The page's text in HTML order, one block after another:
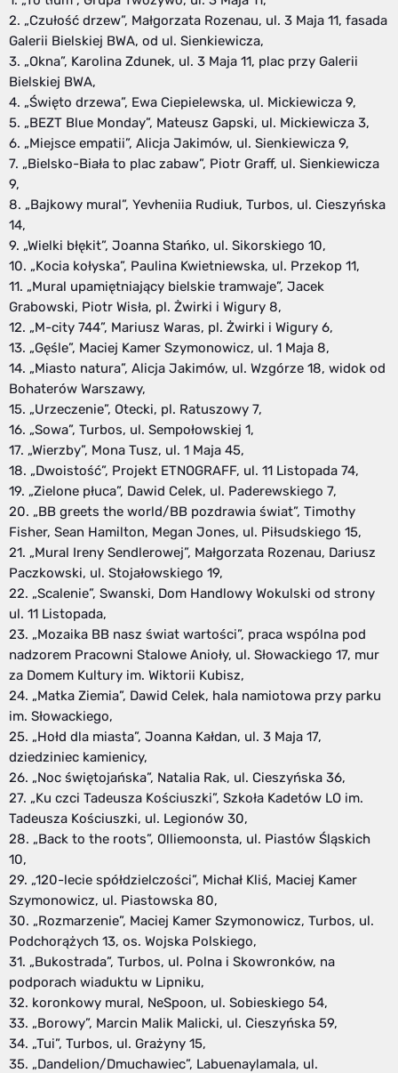
2. „Czułość drzew”, Małgorzata Rozenau, ul. 3 Maja 11, fasada
Galerii Bielskiej BWA, od ul. Sienkiewicza,
3. „Okna”, Karolina Zdunek, ul. 3 Maja 11, plac przy Galerii
Bielskiej BWA,
4. „Święto drzewa”, Ewa Ciepielewska, ul. Mickiewicza 9,
5. „BEZT Blue Monday”, Mateusz Gapski, ul. Mickiewicza 3,
6. „Miejsce empatii”, Alicja Jakimów, ul. Sienkiewicza 9,
7. „Bielsko-Biała to plac zabaw”, Piotr Graff, ul. Sienkiewicza
9,
8. „Bajkowy mural”, Yevheniia Rudiuk, Turbos, ul. Cieszyńska
14,
9. „Wielki błękit”, Joanna Stańko, ul. Sikorskiego 10,
10. „Kocia kołyska”, Paulina Kwietniewska, ul. Przekop 11,
11. „Mural upamiętniający bielskie tramwaje”, Jacek
Grabowski, Piotr Wisła, pl. Żwirki i Wigury 8,
12. „M-city 744”, Mariusz Waras, pl. Żwirki i Wigury 6,
13. „Gęśle”, Maciej Kamer Szymonowicz, ul. 1 Maja 8,
14. „Miasto natura”, Alicja Jakimów, ul. Wzgórze 18, widok od
Bohaterów Warszawy,
15. „Urzeczenie”, Otecki, pl. Ratuszowy 7,
16. „Sowa”, Turbos, ul. Sempołowskiej 1,
17. „Wierzby”, Mona Tusz, ul. 1 Maja 45,
18. „Dwoistość”, Projekt ETNOGRAFF, ul. 11 Listopada 74,
19. „Zielone płuca”, Dawid Celek, ul. Paderewskiego 7,
20. „BB greets the world/BB pozdrawia świat”, Timothy
Fisher, Sean Hamilton, Megan Jones, ul. Piłsudskiego 15,
21. „Mural Ireny Sendlerowej”, Małgorzata Rozenau, Dariusz
Paczkowski, ul. Stojałowskiego 19,
22. „Scalenie”, Swanski, Dom Handlowy Wokulski od strony
ul. 11 Listopada,
23. „Mozaika BB nasz świat wartości”, praca wspólna pod
nadzorem Pracowni Stalowe Anioły, ul. Słowackiego 17, mur
za Domem Kultury im. Wiktorii Kubisz,
24. „Matka Ziemia”, Dawid Celek, hala namiotowa przy parku
im. Słowackiego,
25. „Hołd dla miasta”, Joanna Kałdan, ul. 3 Maja 17,
dziedziniec kamienicy,
26. „Noc świętojańska”, Natalia Rak, ul. Cieszyńska 36,
27. „Ku czci Tadeusza Kościuszki”, Szkoła Kadetów LO im.
Tadeusza Kościuszki, ul. Legionów 30,
28. „Back to the roots”, Olliemoonsta, ul. Piastów Śląskich
10,
29. „120-lecie spółdzielczości”, Michał Kliś, Maciej Kamer
Szymonowicz, ul. Piastowska 80,
30. „Rozmarzenie”, Maciej Kamer Szymonowicz, Turbos, ul.
Podchorążych 13, os. Wojska Polskiego,
31. „Bukostrada”, Turbos, ul. Polna i Skowronków, na
podporach wiaduktu w Lipniku,
32. koronkowy mural, NeSpoon, ul. Sobieskiego 54,
33. „Borowy”, Marcin Malik Malicki, ul. Cieszyńska 59,
34. „Tui”, Turbos, ul. Grażyny 15,
35. „Dandelion/Dmuchawiec”, Labuenaylamala, ul.